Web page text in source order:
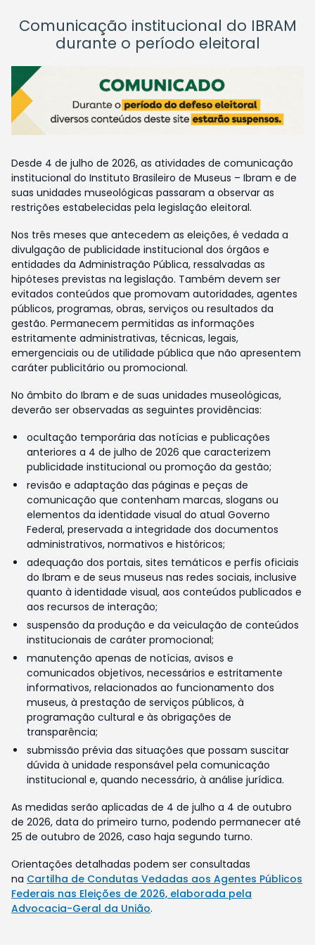
Comunicação institucional do IBRAM
durante o período eleitoral
Desde 4 de julho de 2026, as atividades de comunicação
institucional do Instituto Brasileiro de Museus – Ibram e de
suas unidades museológicas passaram a observar as
restrições estabelecidas pela legislação eleitoral.
Nos três meses que antecedem as eleições, é vedada a
divulgação de publicidade institucional dos órgãos e
entidades da Administração Pública, ressalvadas as
hipóteses previstas na legislação. Também devem ser
evitados conteúdos que promovam autoridades, agentes
públicos, programas, obras, serviços ou resultados da
gestão. Permanecem permitidas as informações
estritamente administrativas, técnicas, legais,
emergenciais ou de utilidade pública que não apresentem
caráter publicitário ou promocional.
No âmbito do Ibram e de suas unidades museológicas,
deverão ser observadas as seguintes providências:
ocultação temporária das notícias e publicações
anteriores a 4 de julho de 2026 que caracterizem
publicidade institucional ou promoção da gestão;
revisão e adaptação das páginas e peças de
comunicação que contenham marcas, slogans ou
elementos da identidade visual do atual Governo
Federal, preservada a integridade dos documentos
administrativos, normativos e históricos;
adequação dos portais, sites temáticos e perfis oficiais
do Ibram e de seus museus nas redes sociais, inclusive
quanto à identidade visual, aos conteúdos publicados e
aos recursos de interação;
suspensão da produção e da veiculação de conteúdos
institucionais de caráter promocional;
manutenção apenas de notícias, avisos e
comunicados objetivos, necessários e estritamente
informativos, relacionados ao funcionamento dos
museus, à prestação de serviços públicos, à
programação cultural e às obrigações de
transparência;
submissão prévia das situações que possam suscitar
dúvida à unidade responsável pela comunicação
institucional e, quando necessário, à análise jurídica.
As medidas serão aplicadas de 4 de julho a 4 de outubro
de 2026, data do primeiro turno, podendo permanecer até
25 de outubro de 2026, caso haja segundo turno.
Orientações detalhadas podem ser consultadas
na Cartilha de Condutas Vedadas aos Agentes Públicos
Federais nas Eleições de 2026, elaborada pela
Advocacia-Geral da União.